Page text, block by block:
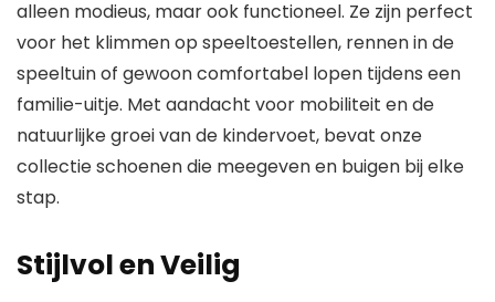
alleen modieus, maar ook functioneel. Ze zijn perfect
voor het klimmen op speeltoestellen, rennen in de
speeltuin of gewoon comfortabel lopen tijdens een
familie-uitje. Met aandacht voor mobiliteit en de
natuurlijke groei van de kindervoet, bevat onze
collectie schoenen die meegeven en buigen bij elke
stap.
Stijlvolen Veilig